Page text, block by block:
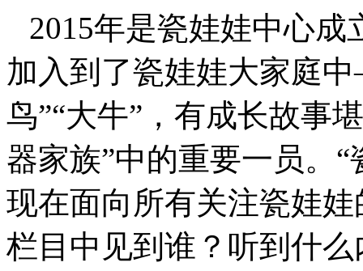
2015年是瓷娃娃中心
加入到了瓷娃娃大家庭
鸟”“大牛”，有成长故事
器家族”中的重要一员。
现在面向所有关注瓷娃
栏目中见到谁？听到什